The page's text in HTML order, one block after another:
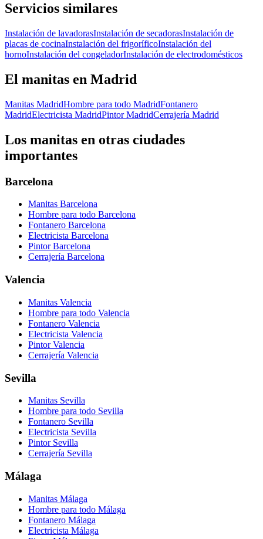
Servicios similares
Instalación de lavadorasInstalación de secadorasInstalación de
placas de cocinaInstalación del frigoríficoInstalación del
hornoInstalación del congeladorInstalación de electrodomésticos
El manitas en Madrid
Manitas MadridHombre para todo MadridFontanero
MadridElectricista MadridPintor MadridCerrajería Madrid
Los manitas en otras ciudades
importantes
Barcelona
Manitas Barcelona
Hombre para todo Barcelona
Fontanero Barcelona
Electricista Barcelona
Pintor Barcelona
Cerrajería Barcelona
Valencia
Manitas Valencia
Hombre para todo Valencia
Fontanero Valencia
Electricista Valencia
Pintor Valencia
Cerrajería Valencia
Sevilla
Manitas Sevilla
Hombre para todo Sevilla
Fontanero Sevilla
Electricista Sevilla
Pintor Sevilla
Cerrajería Sevilla
Málaga
Manitas Málaga
Hombre para todo Málaga
Fontanero Málaga
Electricista Málaga